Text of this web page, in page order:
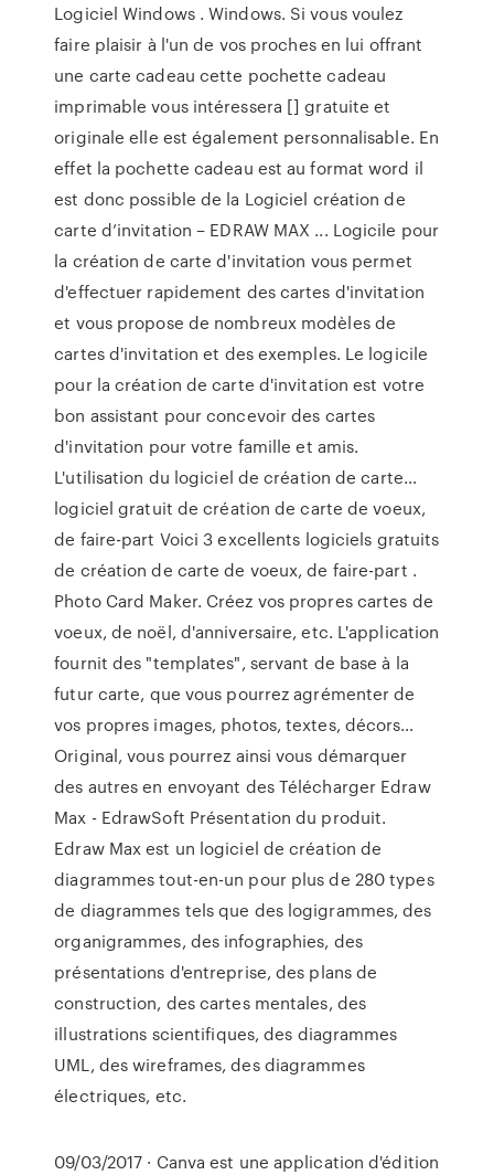
Logiciel Windows . Windows. Si vous voulez
faire plaisir à l'un de vos proches en lui offrant
une carte cadeau cette pochette cadeau
imprimable vous intéressera [] gratuite et
originale elle est également personnalisable. En
effet la pochette cadeau est au format word il
est donc possible de la Logiciel création de
carte d’invitation – EDRAW MAX ... Logicile pour
la création de carte d'invitation vous permet
d'effectuer rapidement des cartes d'invitation
et vous propose de nombreux modèles de
cartes d'invitation et des exemples. Le logicile
pour la création de carte d'invitation est votre
bon assistant pour concevoir des cartes
d'invitation pour votre famille et amis.
L'utilisation du logiciel de création de carte…
logiciel gratuit de création de carte de voeux,
de faire-part Voici 3 excellents logiciels gratuits
de création de carte de voeux, de faire-part .
Photo Card Maker. Créez vos propres cartes de
voeux, de noël, d'anniversaire, etc. L'application
fournit des "templates", servant de base à la
futur carte, que vous pourrez agrémenter de
vos propres images, photos, textes, décors…
Original, vous pourrez ainsi vous démarquer
des autres en envoyant des Télécharger Edraw
Max - EdrawSoft Présentation du produit.
Edraw Max est un logiciel de création de
diagrammes tout-en-un pour plus de 280 types
de diagrammes tels que des logigrammes, des
organigrammes, des infographies, des
présentations d'entreprise, des plans de
construction, des cartes mentales, des
illustrations scientifiques, des diagrammes
UML, des wireframes, des diagrammes
électriques, etc.
09/03/2017 · Canva est une application d'édition